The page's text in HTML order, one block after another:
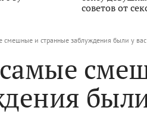
советов от
смешные и странные заблуждения были у вас